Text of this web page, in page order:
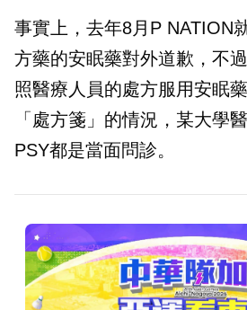
事實上，去年8月P NATION
方藥的安眠藥對外道歉，不
照醫療人員的處方服用安眠
「處方箋」的情況，某大學
PSY都是當面問診。